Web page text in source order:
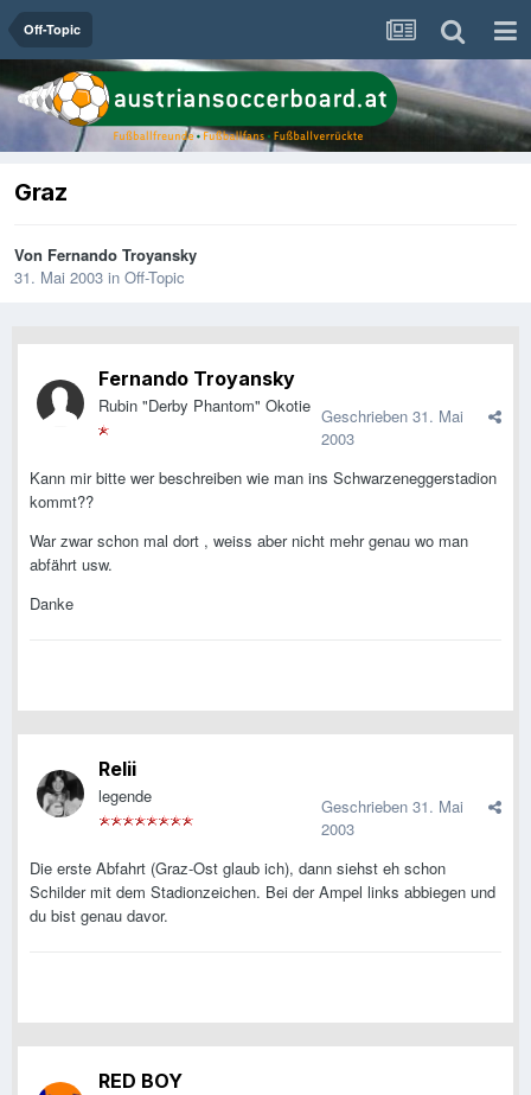
Off-Topic
Graz
Von Fernando Troyansky
31. Mai 2003 in Off-Topic
Fernando Troyansky
Rubin "Derby Phantom" Okotie Geschrieben 31. Mai
2003
Kann mir bitte wer beschreiben wie man ins Schwarzeneggerstadion
kommt??
War zwar schon mal dort , weiss aber nicht mehr genau wo man
abfährt usw.
Danke
Relii
legende Geschrieben 31. Mai
2003
Die erste Abfahrt (Graz-Ost glaub ich), dann siehst eh schon
Schilder mit dem Stadionzeichen. Bei der Ampel links abbiegen und
du bist genau davor.
RED BOY